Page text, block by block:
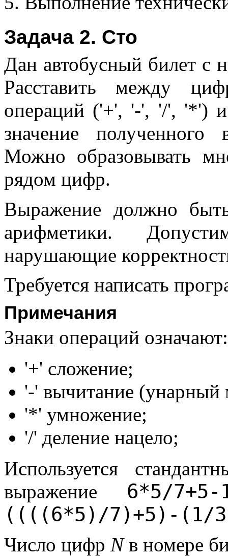
Задача 2. Сто
Дан автобусный билет с
Расставить между
операций ('+', '-', '/', '*') и
значение
Можно образовывать
рядом цифр.
Выражение должно
арифметики.
нарушающие
Требуется написать
Примечания
Знаки операций означают:
'+' сложение;
'-' вычитание (унарный
'*' умножение;
'/' деление нацело;
Используется
выражение 6*5/7+5-
((((6*5)/7)+5)-(1/
Число цифр Nв номере